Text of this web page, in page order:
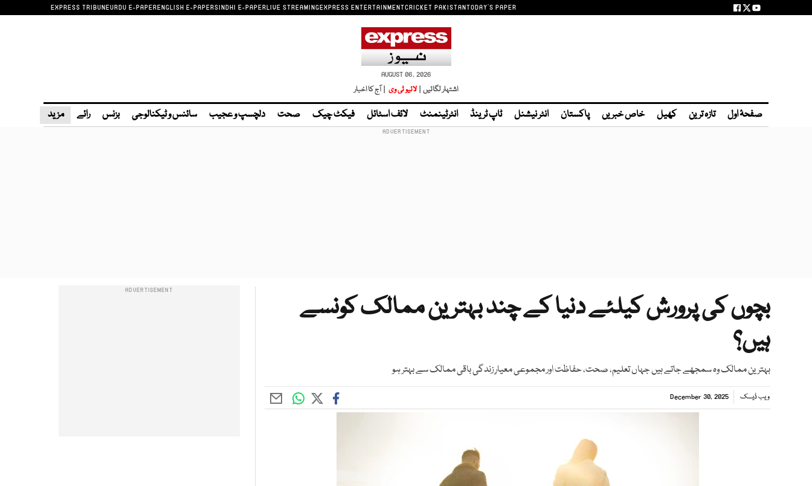
EXPRESS TRIBUNEURDU E-PAPERENGLISH E-PAPERSINDHI E-PAPERLIVE STREAMINGEXPRESS ENTERTAINMENTCRICKET PAKISTANTODAY'S PAPER
AUGUST 06, 2026
اشتہار لگائیں | لائیو ٹی وی | آج کا اخبار
صفحۂ اول تازہ ترین کھیل خاص خبریں پاکستان انٹر نیشنل ٹاپ ٹرینڈ انٹرٹینمنٹ لائف اسٹائل فیکٹ چیک صحت دلچسپ و عجیب سائنس و ٹیکنالوجی بزنس رائے مزید
بچوں کی پرورش کیلئے دنیا کے چند بہترین ممالک کونسے
ہیں؟
بہترین ممالک وہ سمجھے جاتے ہیں جہاں تعلیم، صحت، حفاظت اور مجموعی معیارِ زندگی باقی ممالک سے بہتر ہو
ویب ڈیسک December 30, 2025